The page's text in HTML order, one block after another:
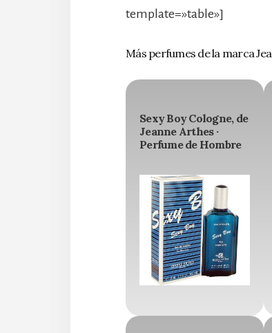
template=»table»]
Más perfumes de la marca
Sexy Boy Cologne, de
Jeanne Arthes ·
Perfume de Hombre